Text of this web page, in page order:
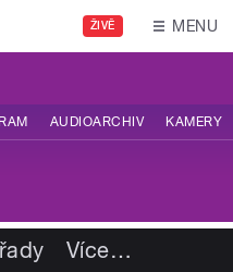
ŽIVĚ MENU
AUDIOARCHIV KAMERY
Více…